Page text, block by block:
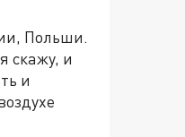
Польши.
скажу, и
и